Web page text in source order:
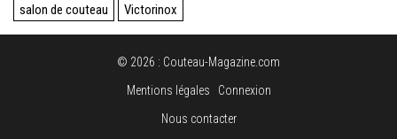
salon de couteau
Victorinox
© 2026 : Couteau-Magazine.com
Mentions légales
Connexion
Nous contacter